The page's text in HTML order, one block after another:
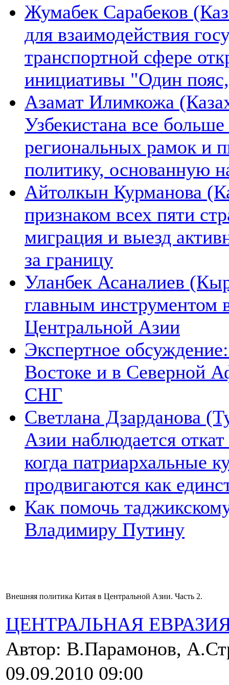
Жумабек Сарабеков
для взаимодействия
транспортной сфере
инициативы "Один
Азамат Илимкожа
Узбекистана все
региональных рамок и
политику, основанную
Айтолкын Курманова
признаком всех пяти
миграция и выезд
за границу
Уланбек Асаналиев
главным инструментом
Центральной Азии
Экспертное
Востоке и в Северной
СНГ
Светлана Дзарданова
Азии наблюдается
когда патриархальные
продвигаются как
Как помочь
Владимиру Путину
Внешняя политика Китая в Центральной Азии. Часть 2.
ЦЕНТРАЛЬНАЯ
Автор: В.Парамонов,
09.09.2010 09:00